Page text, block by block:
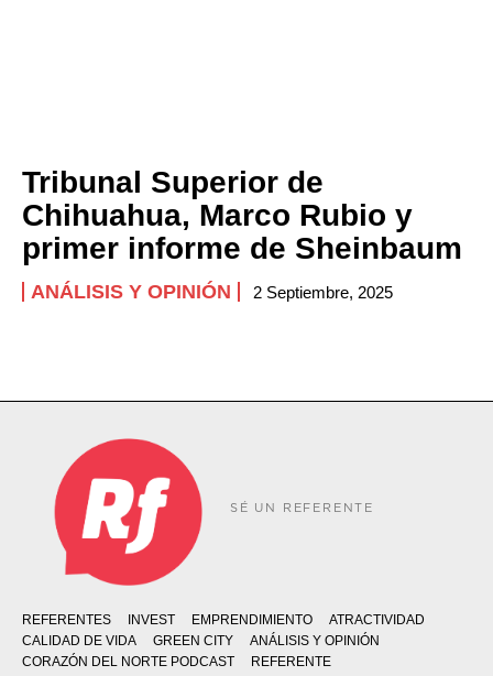
Tribunal Superior de
Chihuahua, Marco Rubio y
primer informe de Sheinbaum
ANÁLISIS Y OPINIÓN 2 Septiembre, 2025
SÉ UN REFERENTE
REFERENTES INVEST EMPRENDIMIENTO
ATRACTIVIDAD
CALIDAD DE VIDA
GREEN CITY
ANÁLISIS Y OPINIÓN
CORAZÓN DEL NORTE PODCAST
REFERENTE